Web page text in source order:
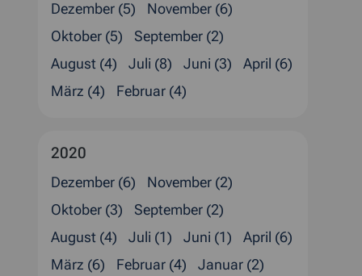
Dezember (5)
November (6)
Oktober (5)
September (2)
August (4)
Juli (8) Juni (3)
April (6)
März (4)
Februar (4)
2020
Dezember (6)
November (2)
Oktober (3)
September (2)
August (4)
Juli (1) Juni (1)
April (6)
März (6)
Februar (4) Januar (2)